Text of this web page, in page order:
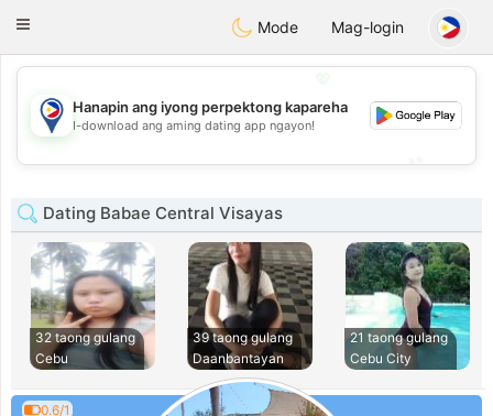
PhilippinesChat
Toggle
Mode Mag-login
💖
💕
Hanapin ang iyong perpektong kapareha
I-download ang aming dating app ngayon!
Dating Babae Central Visayas
32 taong gulang
Cebu
39 taong gulang
Daanbantayan
21 taong gulang
Cebu City
0.6/1